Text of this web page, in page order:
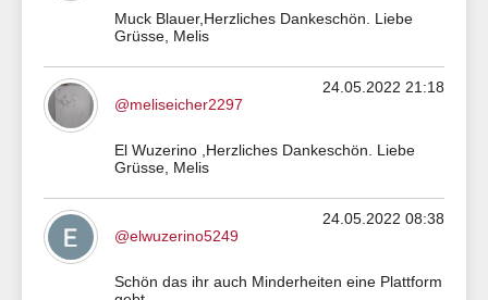
Muck Blauer,Herzliches Dankeschön. Liebe
Grüsse, Melis
24.05.2022 21:18
@meliseicher2297
El Wuzerino ,Herzliches Dankeschön. Liebe
Grüsse, Melis
24.05.2022 08:38
@elwuzerino5249
Schön das ihr auch Minderheiten eine Plattform